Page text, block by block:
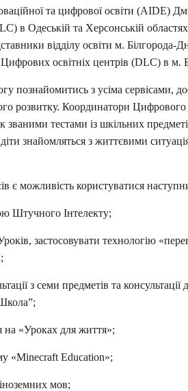
та цифрової освіти
в Одеській та Херсонській
відділу освіти м. Білгорода-
Цифрових освітніх центрів (DLС) в м.
познайомитись з усіма сервісами,
розвитку. Координатори
тестами із шкільних
знайомляться з життєвими
є можливість користуватися
Штучного Інтелекту;
застосовувати технологію
з семи предметів та консультації
на «Уроках для життя»;
«Minecraft Education»;
мов;